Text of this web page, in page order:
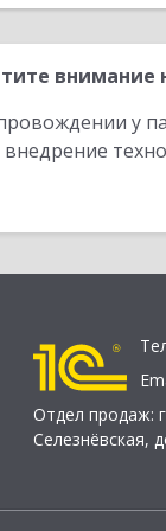
внимание
у
Отдел продаж:
Селезнёвская,